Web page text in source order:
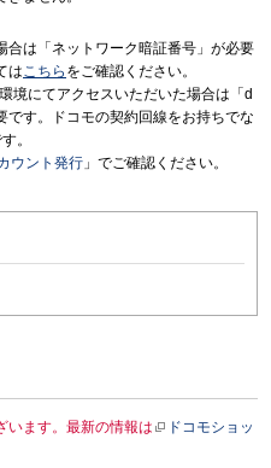
合は「ネットワーク暗証番号」が必要
はこちら をご確認ください。
境にてアクセスいただいた場合は「d
です。ドコモの契約回線をお持ちでな
。
ウント発行 」でご確認ください。
います。最新の情報は
ドコモショッ